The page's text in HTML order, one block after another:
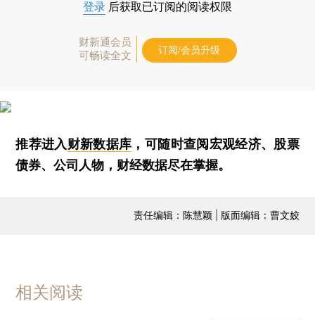
登录 后获取已订阅的阅读权限
财新通会员
可畅读全文
订阅/会员升级
推荐进入财新数据库 ，可随时查阅宏观经济、股票
债券、公司人物，财经数据尽在掌握。
责任编辑：陈慧颖 | 版面编辑：曹文姣
相关阅读